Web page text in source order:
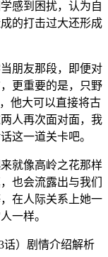
感到困扰，认为自
的打击过大还形成
朋友那段，即便对
更重要的是，只野
他大可以直接将古
人再次面对面，我
这一道关卡吧。
就像高岭之花那样
也会流露出与我们
在人际关系上她一
一样。